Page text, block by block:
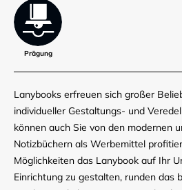
Prägung
Lanybooks erfreuen sich großer
individueller Gestaltungs- und
können auch Sie von den modernen
Notizbüchern als Werbemittel
Möglichkeiten das Lanybook auf Ihr
Einrichtung zu gestalten, runden das